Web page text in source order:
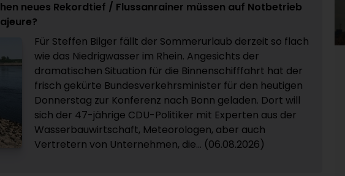
neues Rekordtief / Flussanrainer müssen auf Notbetrieb
Für Steffen Bilger fällt der Sommerurlaub derzeit so flach
wie das Niedrigwasser im Rhein. Angesichts der
dramatischen Situation für die Binnenschifffahrt hat der
frisch gekürte Bundesverkehrsminister für den heutigen
Donnerstag zur Konferenz nach Bonn geladen. Dort will
sich der 47-jährige CDU-Politiker mit Experten aus der
Wasserbauwirtschaft, Meteorologen, aber auch
Vertretern von Unternehmen, die... (06.08.2026)